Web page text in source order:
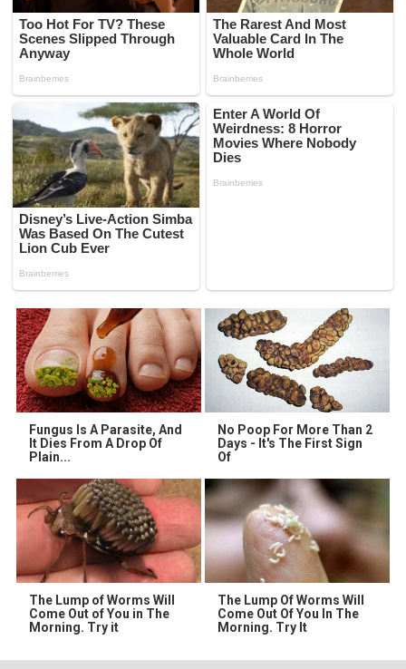
Fungus Is A Parasite, And
It Dies From A Drop Of
Plain...
No Poop For More Than 2
Days - It's The First Sign
Of
The Lump of Worms Will
Come Out of You in The
Morning. Try it
The Lump Of Worms Will
Come Out Of You In The
Morning. Try It